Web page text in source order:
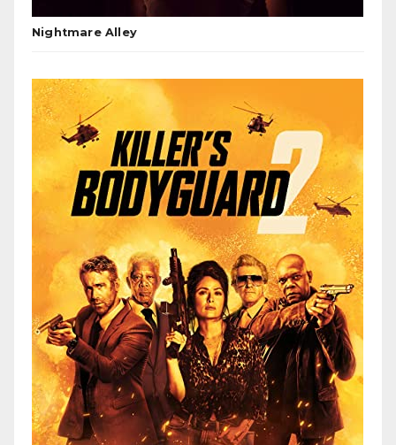
Nightmare Alley